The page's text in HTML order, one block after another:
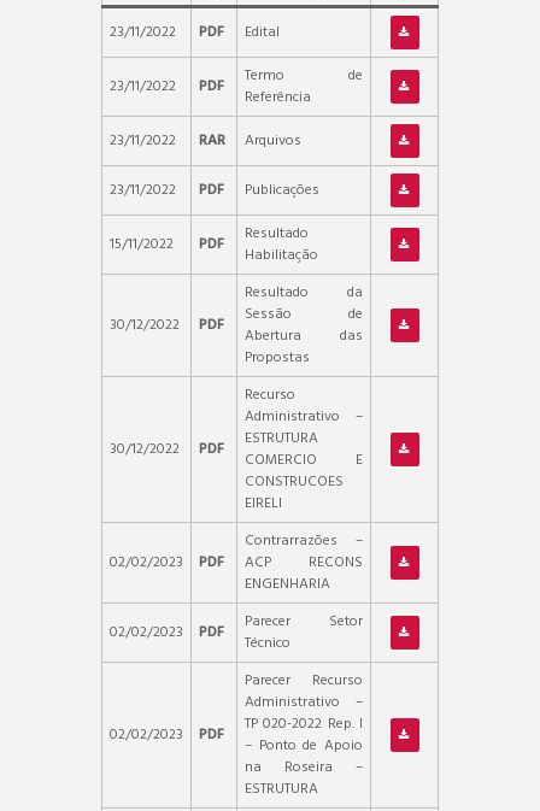
23/11/2022
PDF Edital
23/11/2022 PDF
Termo de
Referência
23/11/2022
RAR Arquivos
23/11/2022 PDF Publicações
15/11/2022 PDF
Resultado
Habilitação
30/12/2022 PDF
Resultado da
Sessão de
Abertura das
Propostas
30/12/2022 PDF
Recurso
Administrativo –
ESTRUTURA
COMERCIO E
CONSTRUCOES
EIRELI
02/02/2023 PDF
Contrarrazões –
ACP RECONS
ENGENHARIA
02/02/2023
PDF
Parecer Setor
Técnico
02/02/2023 PDF
Parecer Recurso
Administrativo –
TP 020-2022 Rep. I
– Ponto de Apoio
na Roseira –
ESTRUTURA